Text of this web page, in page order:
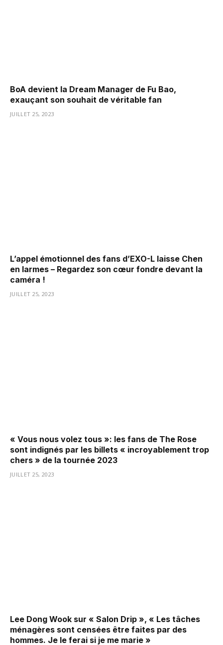
BoA devient la Dream Manager de Fu Bao,
exauçant son souhait de véritable fan
JUILLET 25, 2023
L’appel émotionnel des fans d’EXO-L laisse Chen
en larmes – Regardez son cœur fondre devant la
caméra !
JUILLET 25, 2023
« Vous nous volez tous »: les fans de The Rose
sont indignés par les billets « incroyablement trop
chers » de la tournée 2023
JUILLET 25, 2023
Lee Dong Wook sur « Salon Drip », « Les tâches
ménagères sont censées être faites par des
hommes. Je le ferai si je me marie »